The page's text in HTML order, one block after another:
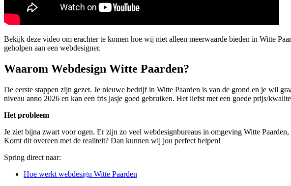
Bekijk deze video om erachter te komen hoe wij niet alleen meerwaarde bieden in Witte
geholpen aan een webdesigner.
Waarom Webdesign Witte Paarden?
De eerste stappen zijn gezet. Je nieuwe bedrijf in Witte Paarden is van de grond en je wil
niveau anno 2026 en kan een fris jasje goed gebruiken. Het liefst met een goede prijs/
Het probleem
Je ziet bijna zwart voor ogen. Er zijn zo veel webdesignbureaus in omgeving Witte
Komt dit overeen met de realiteit? Dan kunnen wij jou perfect helpen!
Spring direct naar:
Hoe werkt webdesign Witte Paarden